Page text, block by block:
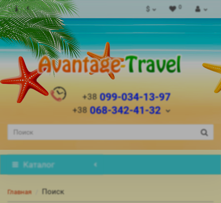
$ 0
+38 099-034-13-97
+38 068-342-41-32
Каталог
Главная Поиск